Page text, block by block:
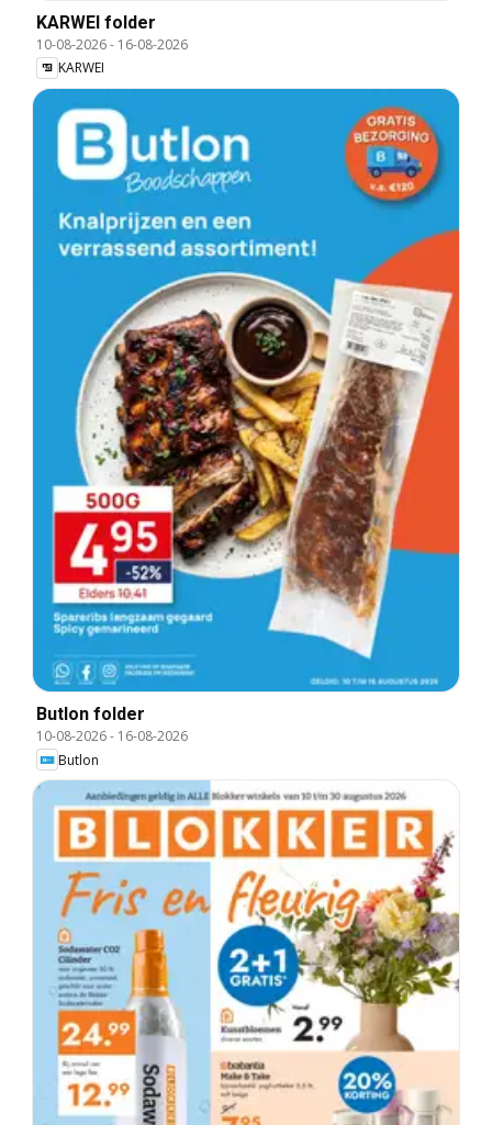
KARWEI folder
10-08-2026- 16-08-2026
KARWEI
Butlon folder
10-08-2026- 16-08-2026
Butlon